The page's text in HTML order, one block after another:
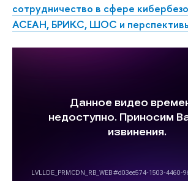
сотрудничество в сфере
АСЕАН, БРИКС, ШОС и